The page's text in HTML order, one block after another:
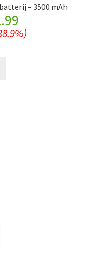
– 3500 mAh
Current
price